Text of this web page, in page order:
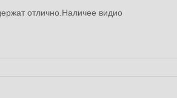
отлично.Наличее видио